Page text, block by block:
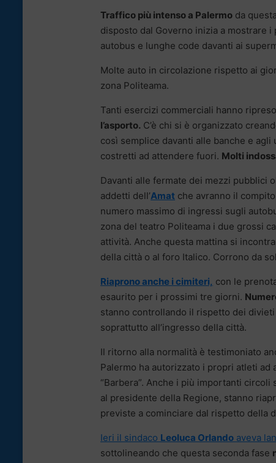
Traffico più intenso a Palermo da
disposto dal Governo inizia a mostrare
autobus e lunghe code davanti ai
Molte auto in circolazione rispetto ai
zona Politeama.
Tanti esercizi commerciali hanno
l’asporto. C’è chi si è organizzato
così semplice davanti alle banche e
costretti ad attendere fuori. Molti
Davanti alle fermate dei mezzi pubblici
addetti dell’Amat che avranno il
numero massimo di ingressi sugli
zona del teatro Politeama i due grossi
attività. Anche questa mattina si
della città o al foro Italico. Corrono da
Riaprono anche i cimiteri, con le
esaurito per i prossimi tre giorni.
stanno controllando il rispetto dei
soprattutto all’ingresso della città.
Il ritorno alla normalità è testimoniato
Palermo ha autorizzato i propri atleti ad
“Barbera”. Anche i più importanti
al presidente della Regione, stanno
previste a cominciare dal rispetto della
Ieri il sindaco Leoluca Orlando aveva
sottolineando che questa seconda fase